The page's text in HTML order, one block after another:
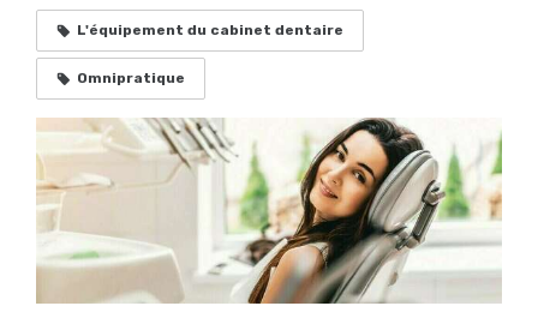
L'équipement du cabinet dentaire
Omnipratique